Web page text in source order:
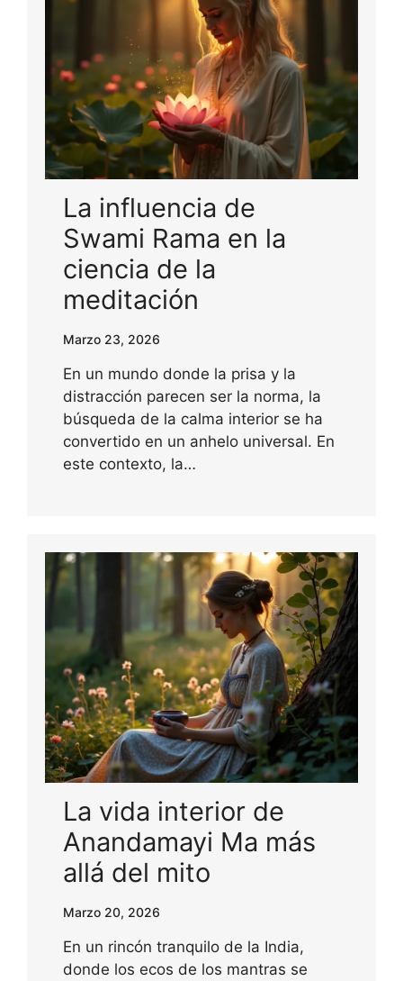
La influencia de
Swami Rama en la
ciencia de la
meditación
Marzo 23, 2026
En un mundo donde la prisa y la
distracción parecen ser la norma, la
búsqueda de la calma interior se ha
convertido en un anhelo universal. En
este contexto, la…
La vida interior de
Anandamayi Ma más
allá del mito
Marzo 20, 2026
En un rincón tranquilo de la India,
donde los ecos de los mantras se